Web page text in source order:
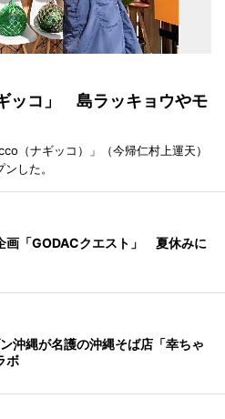
ッコ」 島ラッキョウやモ
（ナギッコ）」（今帰仁村上運天）
した。
画「GODACクエスト」 夏休みに
沖縄が名護の沖縄そば店「幸ちゃ
ボ